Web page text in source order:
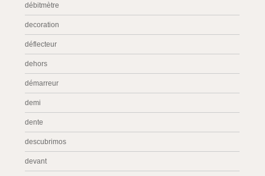
débitmètre
decoration
déflecteur
dehors
démarreur
demi
dente
descubrimos
devant